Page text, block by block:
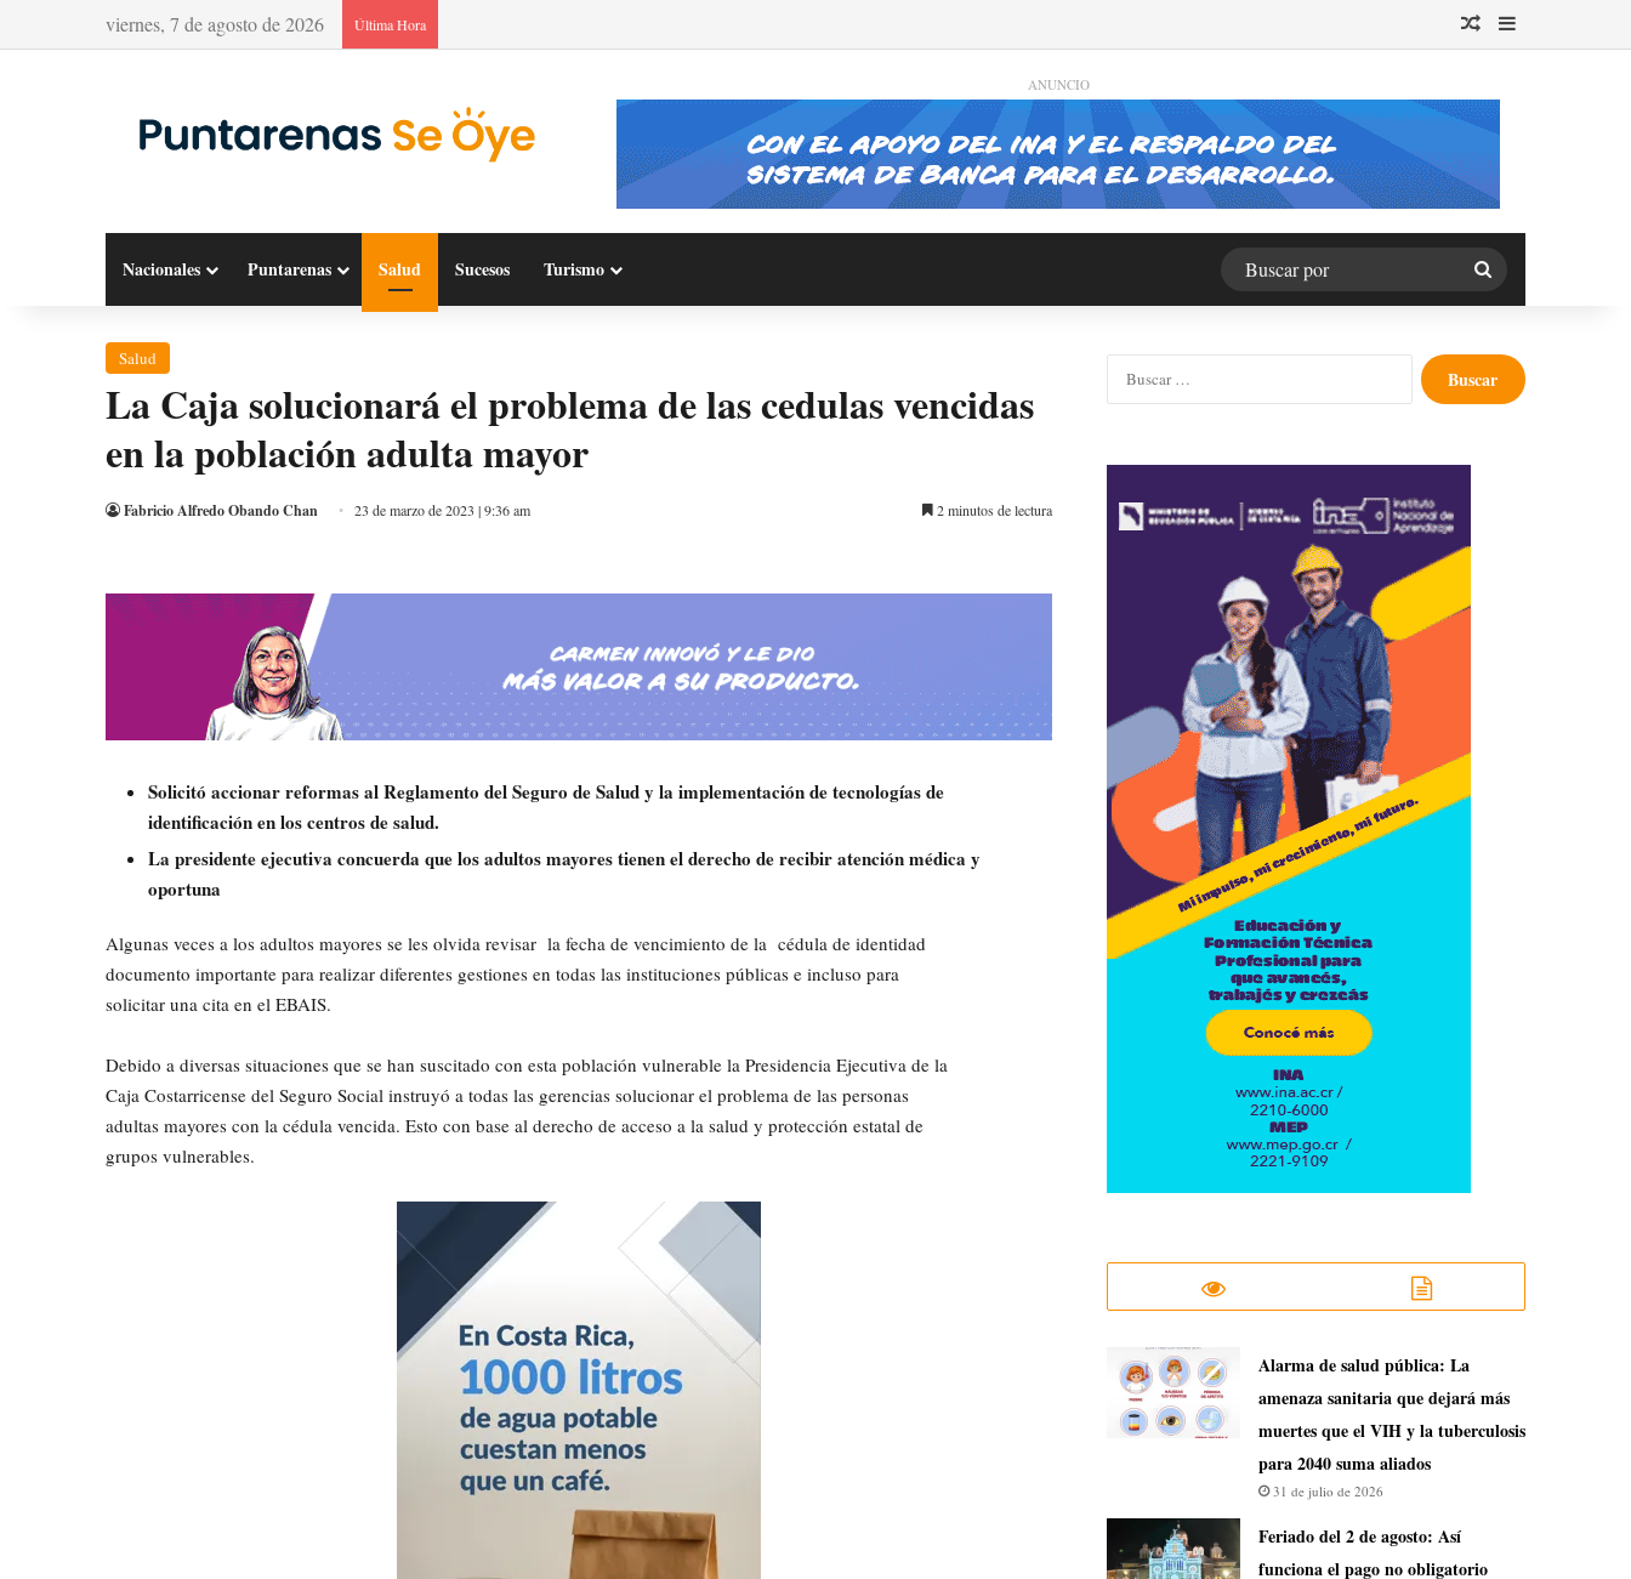
viernes, 7 de agosto de 2026 Última Hora Publicación al azar
Barra lateral
ANUNCIO
Nacionales Puntarenas Salud Sucesos Turismo
Buscar
por
Salud
La Caja solucionará el problema de las cedulas vencidas
en la población adulta mayor
Fabricio Alfredo Obando Chan 23 de marzo de 2023 | 9:36 am 2 minutos de lectura
Solicitó accionar reformas al Reglamento del Seguro de Salud y la implementación de tecnologías de
identificación en los centros de salud.
La presidente ejecutiva concuerda que los adultos mayores tienen el derecho de recibir atención médica y
oportuna
Algunas veces a los adultos mayores se les olvida revisar la fecha de vencimiento de la cédula de identidad
documento importante para realizar diferentes gestiones en todas las instituciones públicas e incluso para
solicitar una cita en el EBAIS.
Debido a diversas situaciones que se han suscitado con esta población vulnerable la Presidencia Ejecutiva de la
Caja Costarricense del Seguro Social instruyó a todas las gerencias solucionar el problema de las personas
adultas mayores con la cédula vencida. Esto con base al derecho de acceso a la salud y protección estatal de
grupos vulnerables.
Buscar:
​Alarma de salud pública: La
amenaza sanitaria que dejará más
muertes que el VIH y la tuberculosis
para 2040 suma aliados
31 de julio de 2026
Feriado del 2 de agosto: Así
funciona el pago no obligatorio